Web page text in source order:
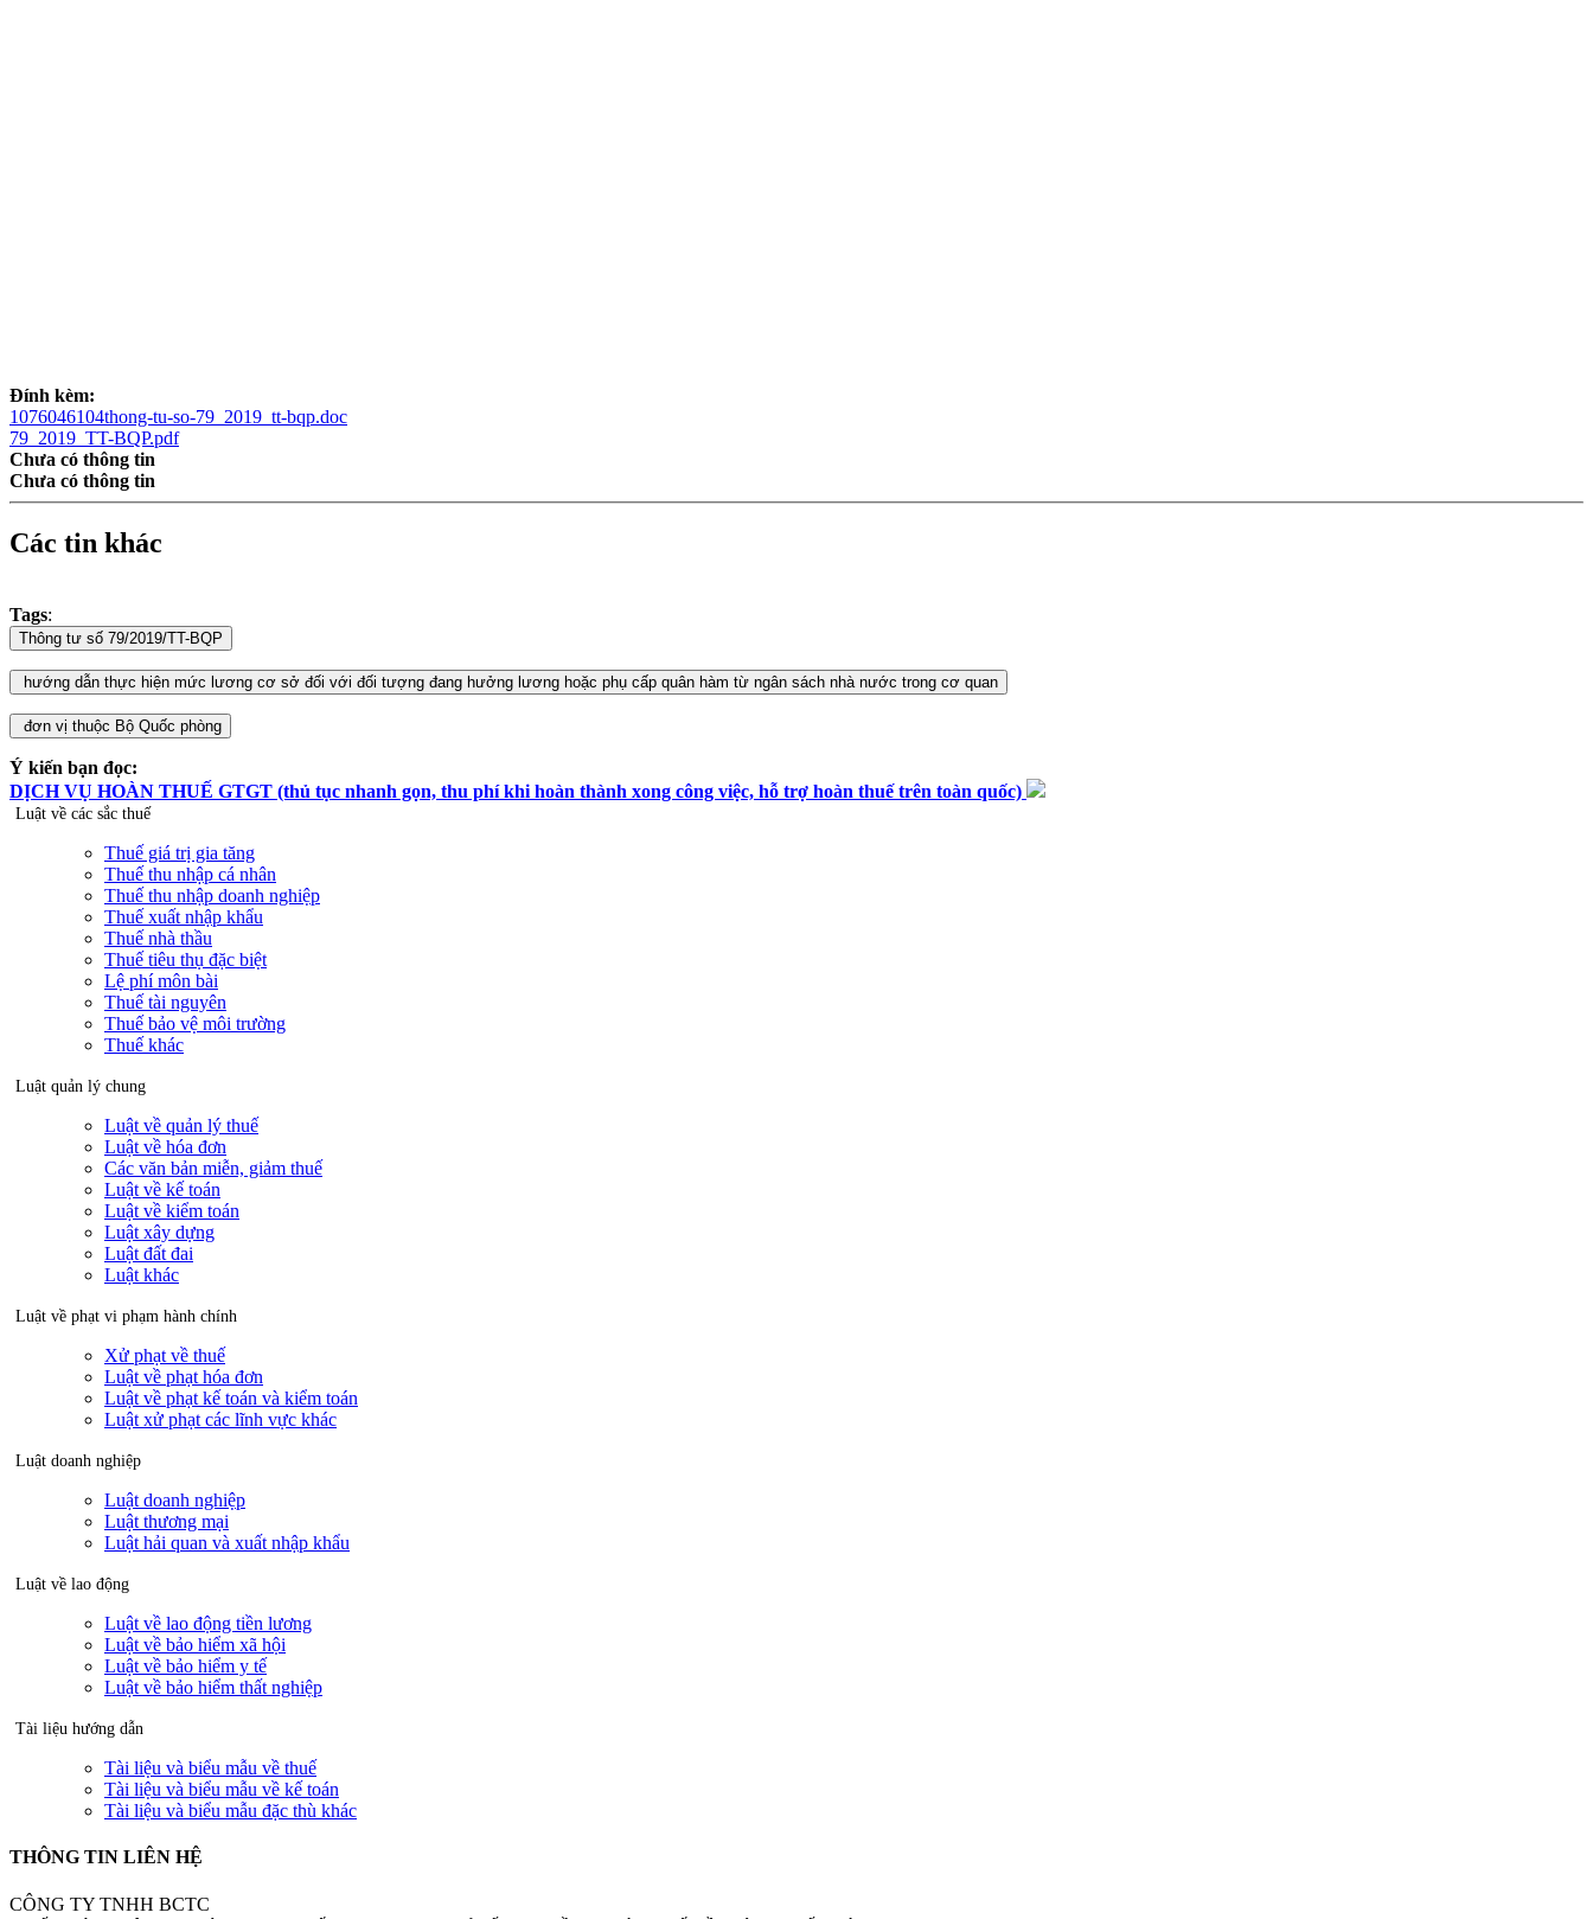
Đính kèm:
1076046104thong-tu-so-79_2019_tt-bqp.doc
79_2019_TT-BQP.pdf
Chưa có thông tin
Chưa có thông tin
Các tin khác
Tags:
Ý kiến bạn đọc:
DỊCH VỤ HOÀN THUẾ GTGT (thủ tục nhanh gọn, thu phí khi hoàn thành xong công việc, hỗ trợ hoàn thuế trên toàn quốc)
Luật về các sắc thuế
Thuế giá trị gia tăng
Thuế thu nhập cá nhân
Thuế thu nhập doanh nghiệp
Thuế xuất nhập khẩu
Thuế nhà thầu
Thuế tiêu thụ đặc biệt
Lệ phí môn bài
Thuế tài nguyên
Thuế bảo vệ môi trường
Thuế khác
Luật quản lý chung
Luật về quản lý thuế
Luật về hóa đơn
Các văn bản miễn, giảm thuế
Luật về kế toán
Luật về kiểm toán
Luật xây dựng
Luật đất đai
Luật khác
Luật về phạt vi phạm hành chính
Xử phạt về thuế
Luật về phạt hóa đơn
Luật về phạt kế toán và kiểm toán
Luật xử phạt các lĩnh vực khác
Luật doanh nghiệp
Luật doanh nghiệp
Luật thương mại
Luật hải quan và xuất nhập khẩu
Luật về lao động
Luật về lao động tiền lương
Luật về bảo hiểm xã hội
Luật về bảo hiểm y tế
Luật về bảo hiểm thất nghiệp
Tài liệu hướng dẫn
Tài liệu và biểu mẫu về thuế
Tài liệu và biểu mẫu về kế toán
Tài liệu và biểu mẫu đặc thù khác
THÔNG TIN LIÊN HỆ
CÔNG TY TNHH BCTC